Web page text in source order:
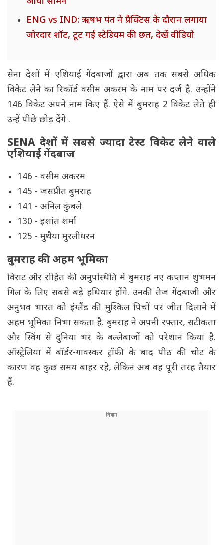
ENG vs IND: ऋषभ पंत ने प्रैक्टिस के दौरान लगाया
जोरदार शॉट, टूट गई स्टेडियम की छत, देखें वीडियो
सेना देशों में एशियाई गेंदबाजों द्वारा अब तक सबसे अधिक
विकेट लेने का रिकॉर्ड वसीम अकरम के नाम पर दर्ज है. उन्होंने
146 विकेट अपने नाम किए हैं. ऐसे में बुमराह 2 विकेट लेते ही
उन्हें पीछे छोड़ देंगे .
SENA देशों में सबसे ज्यादा टेस्ट विकेट लेने वाले
एशियाई गेंदबाज
146 - वसीम अकरम
145 - जसप्रीत बुमराह
141 - अनिल कुंबले
130 - इशांत शर्मा
125 - मुथैया मुरलीधरन
बुमराह की अहम भूमिका
विराट और रोहित की अनुपस्थिति में बुमराह नए कप्तान शुभमन
गिल के लिए सबसे बड़े हथियार होंगे. उनकी तेज गेंदबाजी और
अनुभव भारत को इंग्लैंड की मुश्किल पिचों पर जीत दिलाने में
अहम भूमिका निभा सकता है. बुमराह ने अपनी रफ्तार, सटीकता
और स्विंग से दुनिया भर के बल्लेबाजों को परेशान किया है.
ऑस्ट्रेलिया में बॉर्डर-गावस्कर ट्रॉफी के बाद पीठ की चोट के
कारण वह कुछ समय बाहर रहे, लेकिन अब वह पूरी तरह तैयार
हैं.